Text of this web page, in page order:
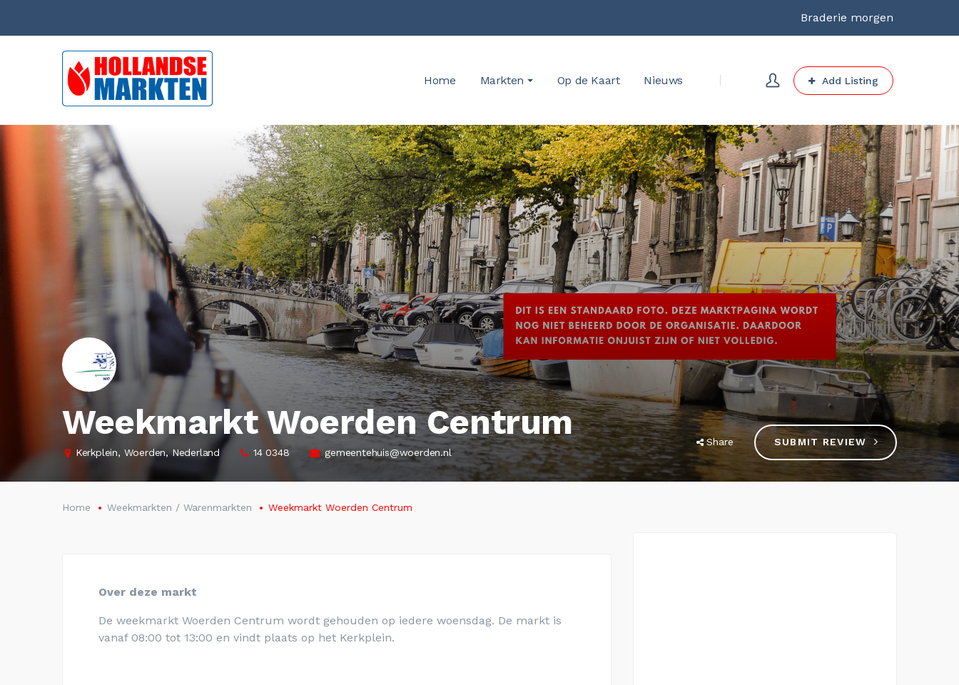
Braderie morgen
Home Markten Op de Kaart Nieuws Add Listing
Weekmarkt Woerden Centrum
Kerkplein, Woerden, Nederland 14 0348 gemeentehuis@woerden.nl
Share SUBMIT REVIEW
Home Weekmarkten / Warenmarkten Weekmarkt Woerden Centrum
Over deze markt
De weekmarkt Woerden Centrum wordt gehouden op iedere woensdag. De markt is
vanaf 08:00 tot 13:00 en vindt plaats op het Kerkplein.